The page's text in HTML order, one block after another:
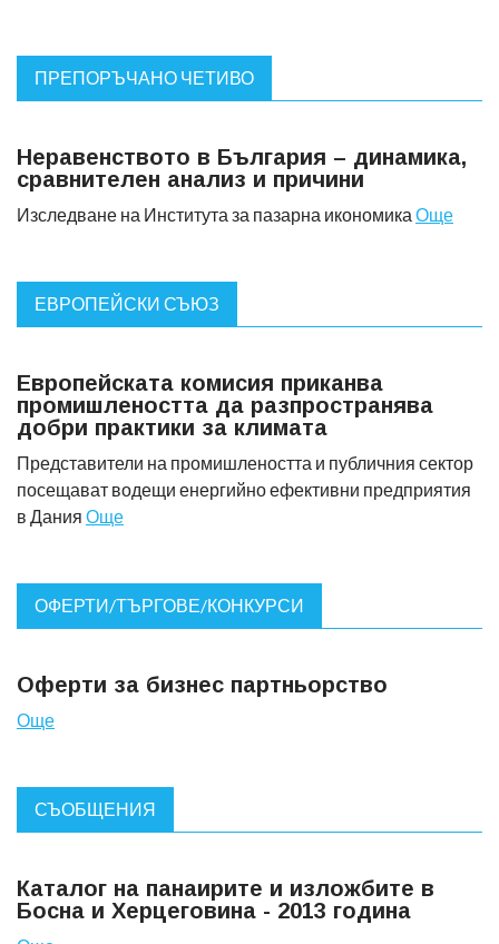
ПРЕПОРЪЧАНО ЧЕТИВО
Неравенството в България – динамика,
сравнителен анализ и причини
Изследване на Института за пазарна икономика Още
ЕВРОПЕЙСКИ СЪЮЗ
Европейската комисия приканва
промишлеността да разпространява
добри практики за климата
Представители на промишлеността и публичния сектор
посещават водещи енергийно ефективни предприятия
в Дания Още
ОФЕРТИ/ТЪРГОВЕ/КОНКУРСИ
Оферти за бизнес партньорство
Още
СЪОБЩЕНИЯ
Каталог на панаирите и изложбите в
Босна и Херцеговина - 2013 година